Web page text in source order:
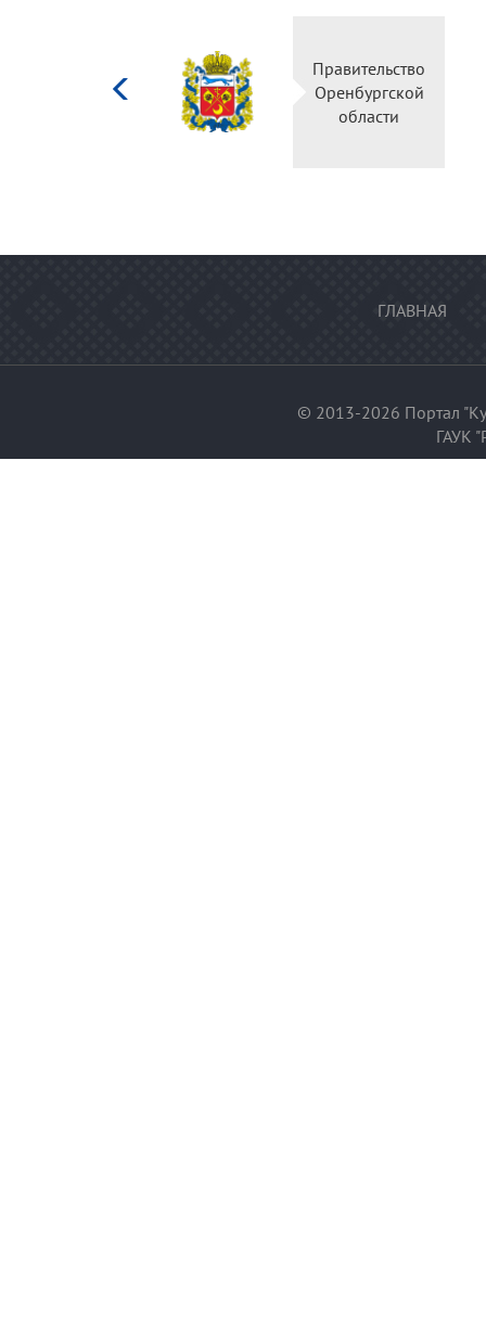
Министерство
культуры
Российской
федерации
ГЛАВНАЯ
© 2013-2026 Портал
ГАУК